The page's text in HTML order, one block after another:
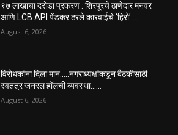
९७ लाखाचा दरोडा प्रकरण : शिरपूरचे ठाणेदार मनवर
आणि LCB API पेंडकर ठरले कारवाईचे ‘हिरो’….
August 6, 2026
विरोधकांना दिला मान…..नगराध्यक्षांकडून बैठकीसाठी
स्वतंत्र जनरल हॉलची व्यवस्था……
August 6, 2026